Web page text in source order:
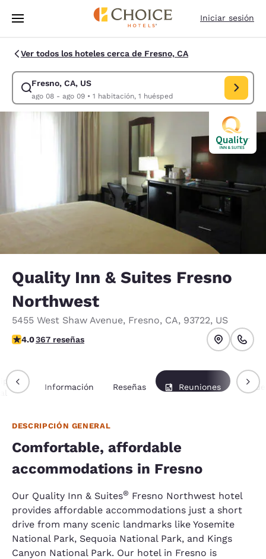
Pasar A Contenido Principal
Iniciar sesión
Ver todos los hoteles cerca de Fresno, CA
Fresno, CA, US
ago 08 - ago 09• 1 habitación, 1 huésped
Modificar la búsqueda de Fresno, CA, US. Fecha de check-in ago 08,
Quality Inn & Suites Fresno
Northwest
5455 West Shaw Avenue, Fresno, CA, 93722, US
calificación de 4.01 estrellas. Muy bueno.
4.0367 reseñas
Información Reseñas Reuniones
DESCRIPCIÓN GENERAL
Comfortable, affordable
accommodations in Fresno
Our Quality Inn & Suites® Fresno Northwest hotel
provides affordable accommodations just a short
drive from many scenic landmarks like Yosemite
National Park, Sequoia National Park, and Kings
Canyon National Park. Our hotel in Fresno is